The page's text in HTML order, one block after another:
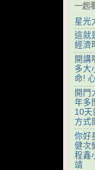
一起
星光
這就
經濟
開講
多大
命!
開門
年多
10天
方式
你好
健次
程鑫
靖